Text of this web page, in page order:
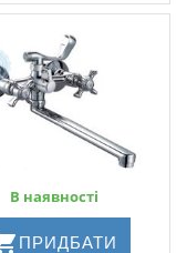
В наявності
ПРИДБАТИ